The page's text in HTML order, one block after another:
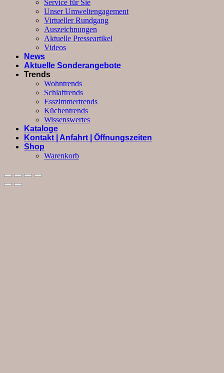
Service für Sie
Unser Umweltengagement
Virtueller Rundgang
Auszeichnungen
Aktuelle Presseartikel
Videos
News
Aktuelle Sonderangebote
Trends
Wohntrends
Schlaftrends
Esszimmertrends
Küchentrends
Wissenswertes
Kataloge
Kontakt | Anfahrt | Öffnungszeiten
Shop
Warenkorb